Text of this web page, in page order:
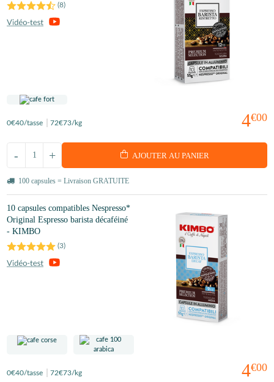
(8)
4€00
0€40/tasse 72€73/kg
+
- AJOUTER AU PANIER
100 capsules = Livraison GRATUITE
10 capsules compatibles Nespresso*
Original Espresso barista décaféiné
- KIMBO
(3)
4€00
0€40/tasse 72€73/kg